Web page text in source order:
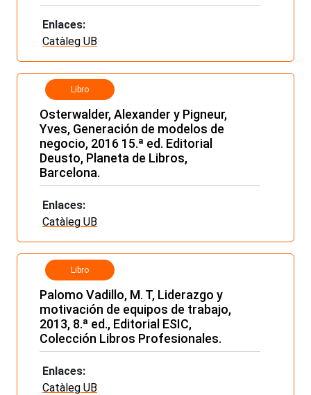
Enlaces:
Catàleg UB
Libro
Osterwalder, Alexander y Pigneur,
Yves, Generación de modelos de
negocio, 2016 15.ª ed. Editorial
Deusto, Planeta de Libros,
Barcelona.
Enlaces:
Catàleg UB
Libro
Palomo Vadillo, M. T, Liderazgo y
motivación de equipos de trabajo,
2013, 8.ª ed., Editorial ESIC,
Colección Libros Profesionales.
Enlaces:
Catàleg UB